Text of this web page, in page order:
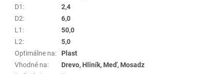
D1 :
2,4
D2:
6,0
L1 :
50,0
L2:
5,0
Optimálne na:
Plast
Vhodné na:
Drevo, Hliník, Meď, Mosadz